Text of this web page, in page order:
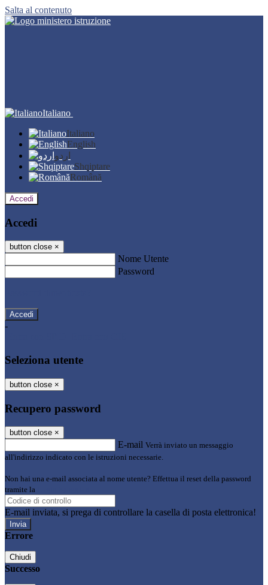
Salta al contenuto
Italiano
Italiano
English
اردو
Shqiptare
Română
Accedi
Accedi
button close ×
Nome Utente
Password
-
Seleziona utente
button close ×
Recupero password
button close ×
E-mail Verrà inviato un messaggio
all'indirizzo indicato con le istruzioni necessarie.
Non hai una e-mail associata al nome utente? Effettua il reset della password
tramite la
E-mail inviata, si prega di controllare la casella di posta elettronica!
Errore
Chiudi
Successo